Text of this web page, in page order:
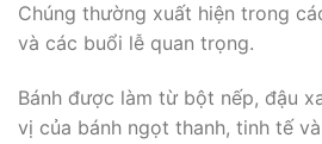
Chúng thường xuất hiện trong
và các buổi lễ quan trọng.
Bánh được làm từ bột nếp, đậu
vị của bánh ngọt thanh, tinh tế